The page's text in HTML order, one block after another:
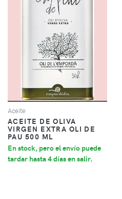
Aceite
ACEITE DE OLIVA
VIRGEN EXTRA OLI DE
PAU 500 ML
En stock, pero el envío puede
tardar hasta 4 días en salir.